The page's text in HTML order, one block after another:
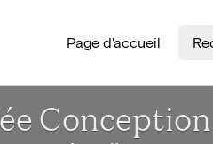
Page d'accueil